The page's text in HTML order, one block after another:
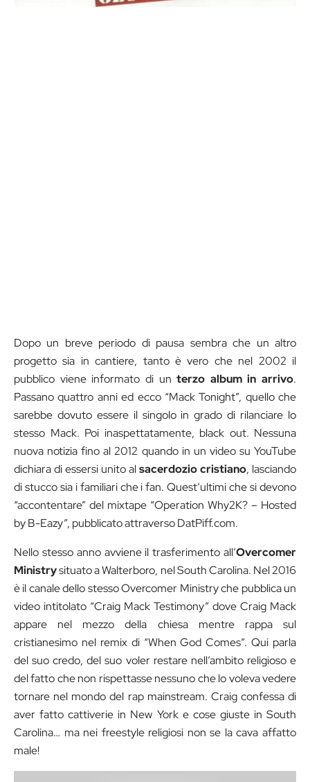
Dopo un breve periodo di pausa sembra che un altro
progetto sia in cantiere, tanto è vero che nel 2002 il
pubblico viene informato di un terzo album in arrivo.
Passano quattro anni ed ecco “Mack Tonight”, quello che
sarebbe dovuto essere il singolo in grado di rilanciare lo
stesso Mack. Poi inaspettatamente, black out. Nessuna
nuova notizia fino al 2012 quando in un video su YouTube
dichiara di essersi unito alsacerdozio cristiano, lasciando
di stucco sia i familiari che i fan. Quest’ultimi che si devono
“accontentare” del mixtape “Operation Why2K? – Hosted
by B-Eazy”, pubblicato attraverso DatPiff.com.
Nello stesso anno avviene il trasferimento all’Overcomer
Ministrysituato a Walterboro, nel South Carolina. Nel 2016
è il canale dello stesso Overcomer Ministry che pubblica un
video intitolato “Craig Mack Testimony” dove Craig Mack
appare nel mezzo della chiesa mentre rappa sul
cristianesimo nel remix di “When God Comes”. Qui parla
del suo credo, del suo voler restare nell’ambito religioso e
del fatto che non rispettasse nessuno che lo voleva vedere
tornare nel mondo del rap mainstream. Craig confessa di
aver fatto cattiverie in New York e cose giuste in South
Carolina… ma nei freestyle religiosi non se la cava affatto
male!